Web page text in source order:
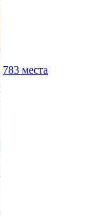
783 места